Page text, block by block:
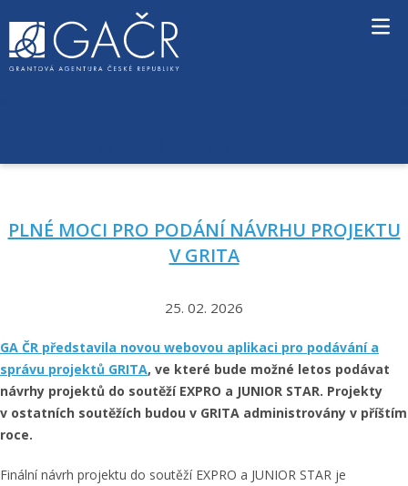
n
PLNÉ MOCI PRO PODÁNÍ NÁVRHU PROJEKTU
V GRITA
25. 02. 2026
GA ČR představila novou webovou aplikaci pro podávání a
správu projektů GRITA, ve které bude možné letos podávat
návrhy projektů do soutěží EXPRO a JUNIOR STAR. Projekty
v ostatních soutěžích budou v GRITA administrovány v příštím
roce.
Finální návrh projektu do soutěží EXPRO a JUNIOR STAR je